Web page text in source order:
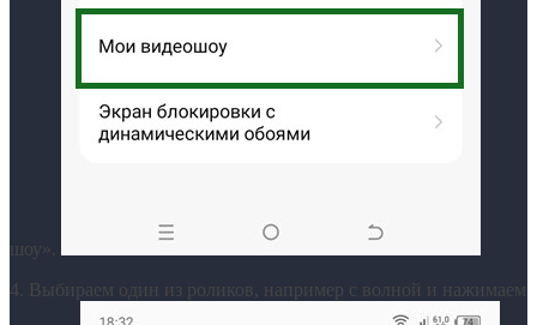
шоу».
4. Выбираем один из роликов, например с волной и нажимаем